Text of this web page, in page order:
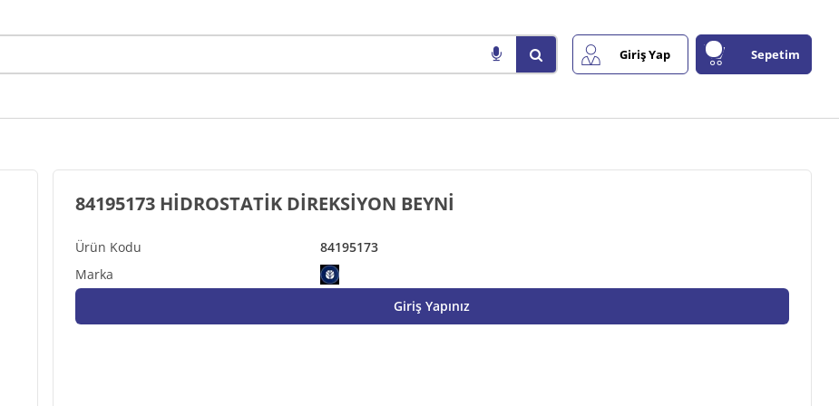
Giriş Yap Sepetim
84195173
84195173 HİDROSTATİK DİREKSİYON BEYNİ
Giriş Yapınız